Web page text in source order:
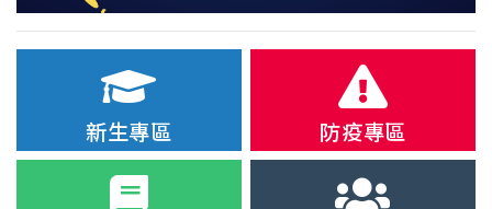
新生專區 防疫專區